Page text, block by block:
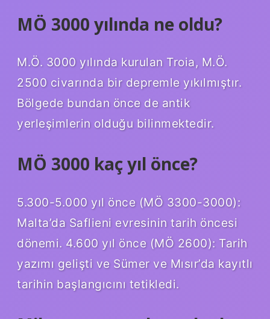
MÖ 3000 yılında ne oldu?
M.Ö. 3000 yılında kurulan Troia, M.Ö.
2500 civarında bir depremle yıkılmıştır.
Bölgede bundan önce de antik
yerleşimlerin olduğu bilinmektedir.
MÖ 3000 kaç yıl önce?
5.300-5.000 yıl önce (MÖ 3300-3000):
Malta’da Saflieni evresinin tarih öncesi
dönemi. 4.600 yıl önce (MÖ 2600): Tarih
yazımı gelişti ve Sümer ve Mısır’da kayıtlı
tarihin başlangıcını tetikledi.